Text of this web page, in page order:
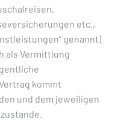
etc.,
genannt)
als Vermittlung
kommt
und dem jeweiligen